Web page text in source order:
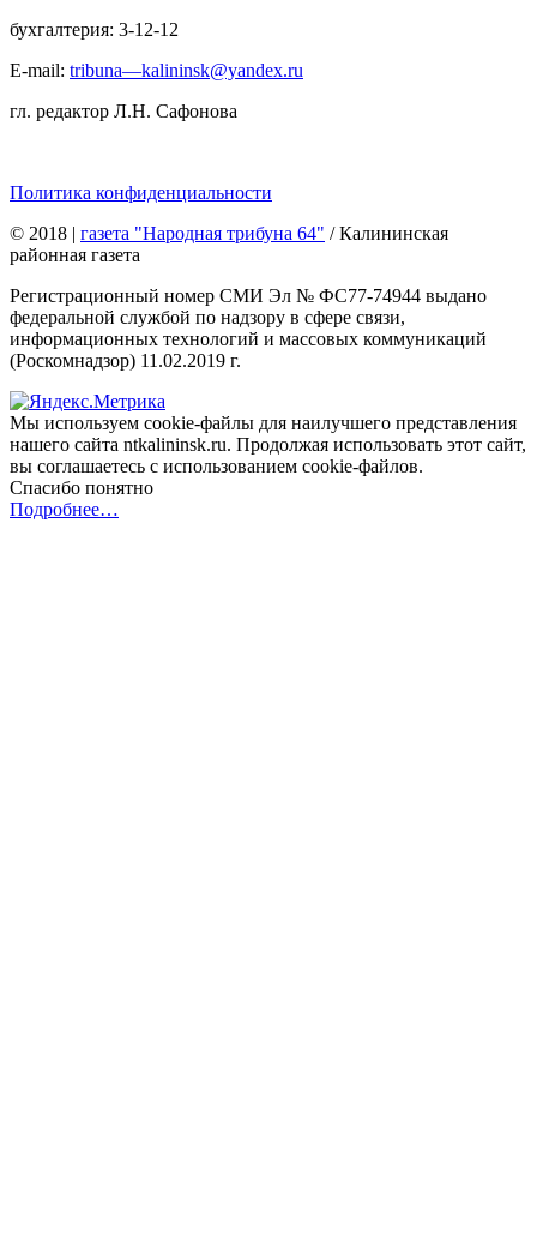
бухгалтерия: 3-12-12
E-mail: tribuna—kalininsk@yandex.ru
гл. редактор Л.Н. Сафонова
Политика конфиденциальности
© 2018 | газета "Народная трибуна 64" / Калининская
районная газета
Регистрационный номер СМИ Эл № ФС77-74944 выдано
федеральной службой по надзору в сфере связи,
информационных технологий и массовых коммуникаций
(Роскомнадзор) 11.02.2019 г.
Мы используем cookie-файлы для наилучшего представления
нашего сайта ntkalininsk.ru. Продолжая использовать этот сайт,
вы соглашаетесь с использованием cookie-файлов.
Спасибо понятно
Подробнее…